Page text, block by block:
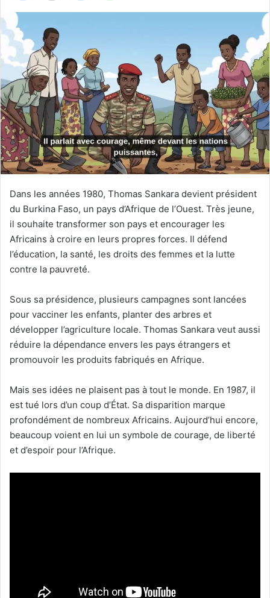
Dans les années 1980, Thomas Sankara devient président
du Burkina Faso, un pays d’Afrique de l’Ouest. Très jeune,
il souhaite transformer son pays et encourager les
Africains à croire en leurs propres forces. Il défend
l’éducation, la santé, les droits des femmes et la lutte
contre la pauvreté.
Sous sa présidence, plusieurs campagnes sont lancées
pour vacciner les enfants, planter des arbres et
développer l’agriculture locale. Thomas Sankara veut aussi
réduire la dépendance envers les pays étrangers et
promouvoir les produits fabriqués en Afrique.
Mais ses idées ne plaisent pas à tout le monde. En 1987, il
est tué lors d’un coup d’État. Sa disparition marque
profondément de nombreux Africains. Aujourd’hui encore,
beaucoup voient en lui un symbole de courage, de liberté
et d’espoir pour l’Afrique.